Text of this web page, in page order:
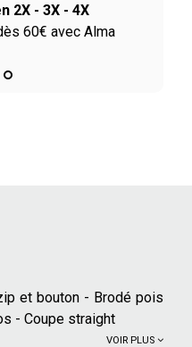
2X - 3X - 4X
60€ avec Alma
et bouton - Brodé pois
- Coupe straight
VOIR PLUS